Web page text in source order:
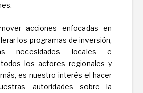
acciones enfocadas en
los programas de inversión,
necesidades locales e
los actores regionales y
es nuestro interés el hacer
autoridades sobre la